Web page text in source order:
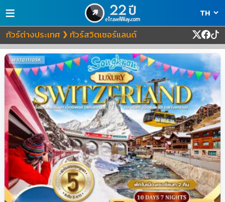
≡
ทัวร์ต่างประเทศ ❯ ทัวร์สวิตเซอร์แลนด์